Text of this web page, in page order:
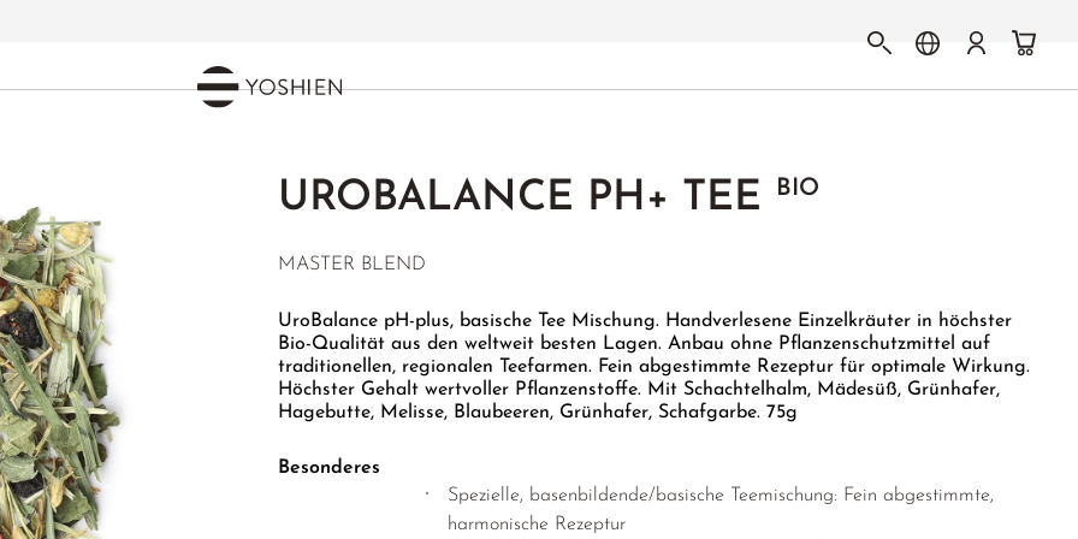
UROBALANCE PH+ TEE BIO
MASTER BLEND
UroBalance pH-plus, basische Tee Mischung. Handverlesene Einzelkräuter in höchster
Bio-Qualität aus den weltweit besten Lagen. Anbau ohne Pflanzenschutzmittel auf
traditionellen, regionalen Teefarmen. Fein abgestimmte Rezeptur für optimale Wirkung.
Höchster Gehalt wertvoller Pflanzenstoffe. Mit Schachtelhalm, Mädesüß, Grünhafer,
Hagebutte, Melisse, Blaubeeren, Grünhafer, Schafgarbe. 75g
Besonderes
Spezielle, basenbildende/basische Teemischung: Fein abgestimmte,
harmonische Rezeptur